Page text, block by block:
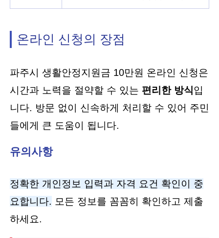
온라인 신청의 장점
파주시 생활안정지원금 10만원 온라인 신청은
시간과 노력을 절약할 수 있는 편리한 방식입
니다. 방문 없이 신속하게 처리할 수 있어 주민
들에게 큰 도움이 됩니다.
유의사항
정확한 개인정보 입력과 자격 요건 확인이 중
요합니다. 모든 정보를 꼼꼼히 확인하고 제출
하세요.